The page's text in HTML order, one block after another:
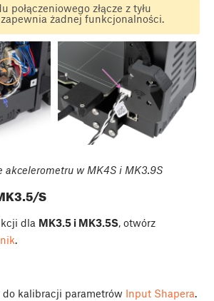
połączeniowego złącze z tyłu
żadnej funkcjonalności.
akcelerometru w MK4S i MK3.9S
S
dla MK3.5 i MK3.5S, otwórz
.
do kalibracji parametrów Input Shapera.